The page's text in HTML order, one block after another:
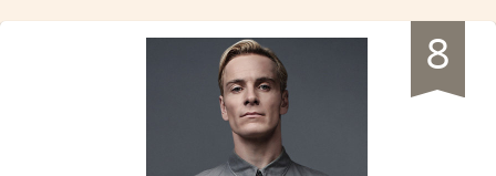
8